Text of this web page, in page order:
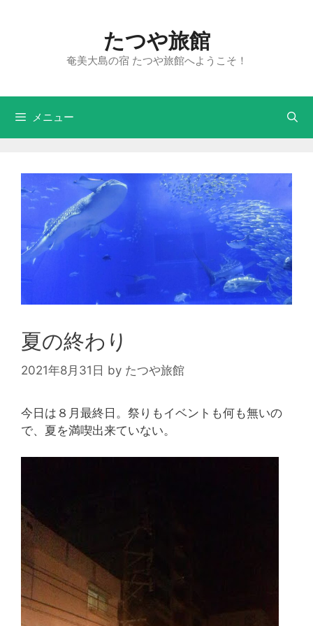
たつや旅館
奄美大島の宿 たつや旅館へようこそ！
メニュー
夏の終わり
2021年8月31日 by たつや旅館
今日は８月最終日。祭りもイベントも何も無いの
で、夏を満喫出来ていない。